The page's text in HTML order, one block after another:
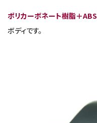
ポリカーボネート樹脂＋ABS
ボディです。